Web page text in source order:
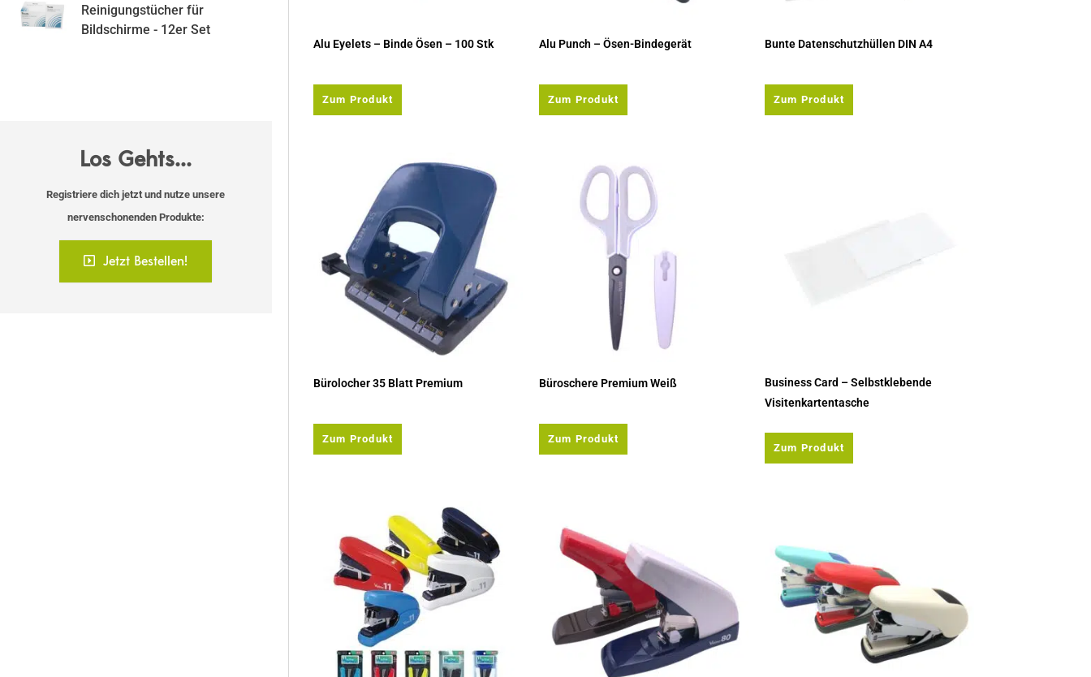
Reinigungstücher für
Bildschirme - 12er Set
Los Gehts...
Registriere dich jetzt und nutze unsere
nervenschonenden Produkte:
Jetzt Bestellen!
Alu Eyelets – Binde Ösen – 100 Stk
Zum Produkt
Alu Punch – Ösen-Bindegerät
Zum Produkt
Bunte Datenschutzhüllen DIN A4
Zum Produkt
Bürolocher 35 Blatt Premium
Zum Produkt
Büroschere Premium Weiß
Zum Produkt
Business Card – Selbstklebende
Visitenkartentasche
Zum Produkt